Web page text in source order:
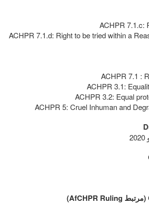
ACHPR 7.1.c:
ACHPR 7.1.d: Right to be tried within a
ACHPR 7.1 :
ACHPR 3.1:
ACHPR 3.2: Equal
ACHPR 5: Cruel Inhuman and
(مرتبط AfCHPR Ruling
)